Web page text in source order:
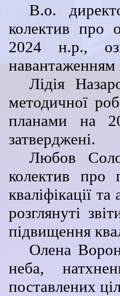
В.о.
колектив про
2024 н.р.,
навантаженням
Лідія
методичної
планами на
затверджені.
Любов
колектив про
кваліфікації
розглянуті
підвищення
Олена
неба,
поставлених